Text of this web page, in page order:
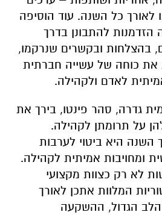
לאורך כל השנה. עוד הוסיפה
הזדמנות להתבונן בדרך
בהצלחות ובקשרים שנרקמו,
את כוחה של עשייה חברתית
לאדם ולקהילה.
גדרה, סהר פינטו, בירך את
על תרומתן לקהילה.
השנה היא ביטוי לערבות
ומחויבות אמיתית לקהילה.
לא רק כצוות מקצועי
המלוות אתכן לאורך
הגדול, ההשקעה